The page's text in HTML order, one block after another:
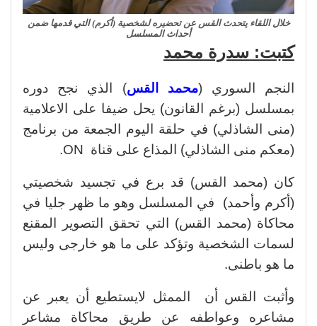
خلال اللقاء يتحدث القس عن تحضيره لشخصية (أكرم) التي قدمها ضمن
أحداث المسلسل
كتبت: سدرة محمد
النجم السوري (محمد القس) الذي نجح دوره
بمسلسل (برغم القانون) يحل ضيفا على الاعلامية
(منى الشاذلي) في حلقة اليوم الجمعة من برنامج
(معكم منى الشاذلي) المذاع على قناة ON.
كان (محمد القس) قد برع في تجسيد شخصيتي
(أكرم وأحمد) في المسلسل وهو ما ظهر جليا في
محاكاة (محمد القس) التي تحقق التصوير المقنع
لسمات الشخصية وتؤكد على ما هو خارجى وليس
ما هو باطنى.
وأثبت القس أن الممثل لايستطيع أن يعبر عن
مشاعره وعواطفه عن طريق محاكاة مشاعر